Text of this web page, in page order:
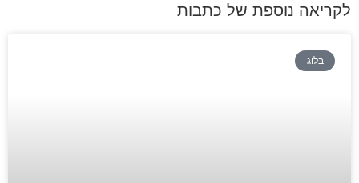
לקריאה נוספת של כתבות
בלוג